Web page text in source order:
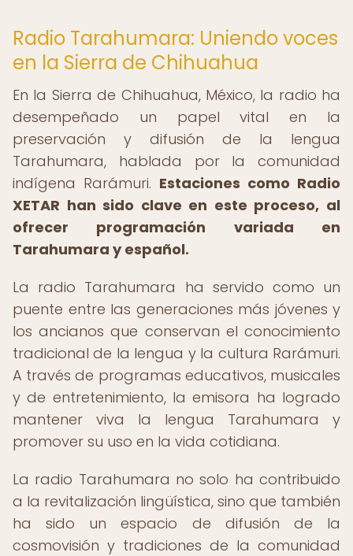
Radio Tarahumara: Uniendo voces
en la Sierra de Chihuahua
En la Sierra de Chihuahua, México, la radio ha
desempeñado un papel vital en la
preservación y difusión de la lengua
Tarahumara, hablada por la comunidad
indígena Rarámuri. Estaciones como Radio
XETAR han sido clave en este proceso, al
ofrecer programación variada en
Tarahumara y español.
La radio Tarahumara ha servido como un
puente entre las generaciones más jóvenes y
los ancianos que conservan el conocimiento
tradicional de la lengua y la cultura Rarámuri.
A través de programas educativos, musicales
y de entretenimiento, la emisora ha logrado
mantener viva la lengua Tarahumara y
promover su uso en la vida cotidiana.
La radio Tarahumara no solo ha contribuido
a la revitalización lingüística, sino que también
ha sido un espacio de difusión de la
cosmovisión y tradiciones de la comunidad